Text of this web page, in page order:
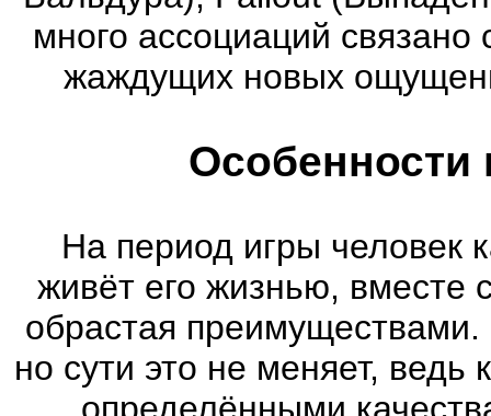
много ассоциаций
жаждущих новых
Особенности
На период игры человек
живёт его жизнью, вместе
обрастая
но сути это не меняет,